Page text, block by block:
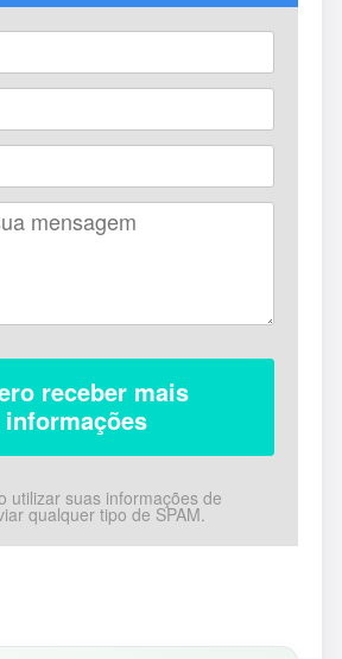
utilizar suas informações de
qualquer tipo de SPAM.